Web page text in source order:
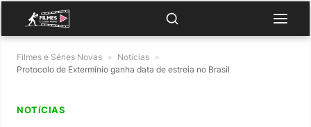
Filmes e Séries Novas » Notícias »
Protocolo de Extermínio ganha data de estreia no Brasil
NOTíCIAS